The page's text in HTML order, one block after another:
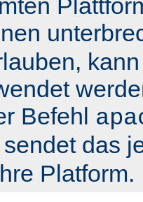
Befehl
sendet das
Platform.